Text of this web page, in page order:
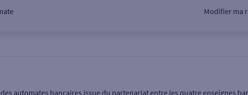
Modifier ma
automates bancaires issue du partenariat entre les quatre enseignes